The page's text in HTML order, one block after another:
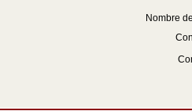
Nombre